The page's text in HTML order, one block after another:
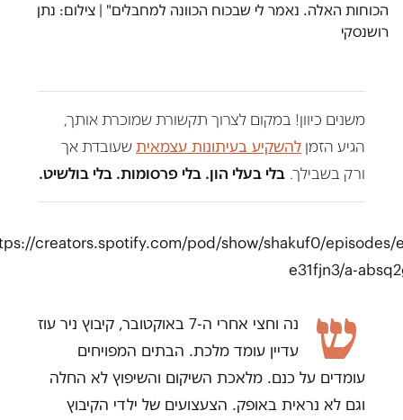
הכוחות האלה. נאמר לי שבכוח הכוונה למחבלים" | צילום: נתן
רושנסקי
משנים כיוון! במקום לצרוך תקשורת שמוכרת אותך,
הגיע הזמן להשקיע בעיתונות עצמאיתשעובדת אך
ורק בשבילך. בלי בעלי הון. בלי פרסומות. בלי בולשיט.
creators.spotify.com/pod/show/shakuf0/episodes/
e31fjn3/a-
ש
נה וחצי אחרי ה-7 באוקטובר, קיבוץ ניר עוז
עדיין עומד מלכת. הבתים המפויחים
עומדים על כנם. מלאכת השיקום והשיפוץ לא החלה
וגם לא נראית באופק. הצעצועים של ילדי הקיבוץ